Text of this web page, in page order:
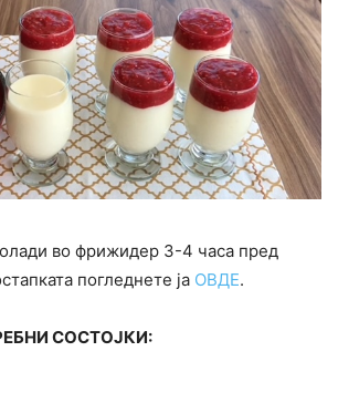
во фрижидер 3-4 часа пред
погледнете ја ОВДЕ.
СОСТОЈКИ: